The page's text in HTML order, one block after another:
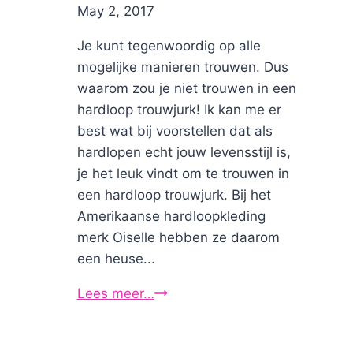
ByNicole
May 2, 2017
Je kunt tegenwoordig op alle
mogelijke manieren trouwen. Dus
waarom zou je niet trouwen in een
hardloop trouwjurk! Ik kan me er
best wat bij voorstellen dat als
hardlopen echt jouw levensstijl is,
je het leuk vindt om te trouwen in
een hardloop trouwjurk. Bij het
Amerikaanse hardloopkleding
merk Oiselle hebben ze daarom
een heuse...
Lees meer…Trouwjurken